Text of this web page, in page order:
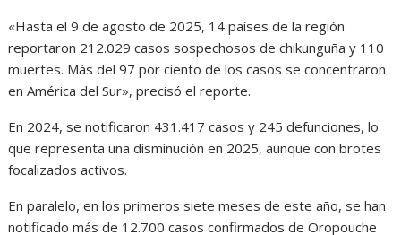
«Hasta el 9 de agosto de 2025, 14 países de la región
reportaron 212.029 casos sospechosos de chikunguña y 110
muertes. Más del 97 por ciento de los casos se concentraron
en América del Sur», precisó el reporte.
En 2024, se notificaron 431.417 casos y 245 defunciones, lo
que representa una disminución en 2025, aunque con brotes
focalizados activos.
En paralelo, en los primeros siete meses de este año, se han
notificado más de 12.700 casos confirmados de Oropouche